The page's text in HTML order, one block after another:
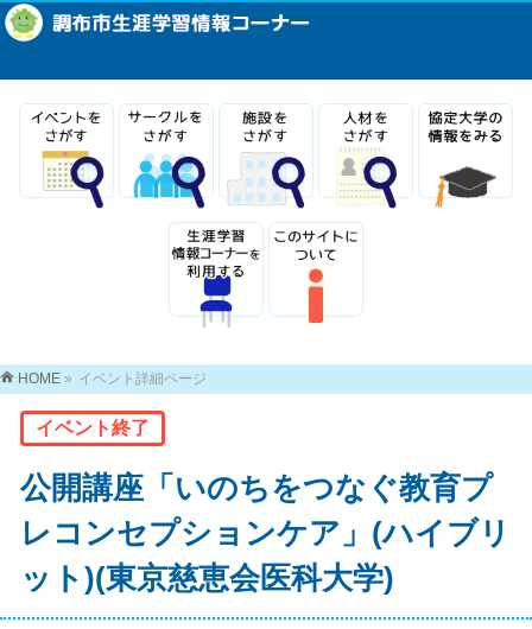
HOME » イベント詳細ページ
イベント終了
公開講座「いのちをつなぐ教育プ
レコンセプションケア」(ハイブリ
ット)(東京慈恵会医科大学)